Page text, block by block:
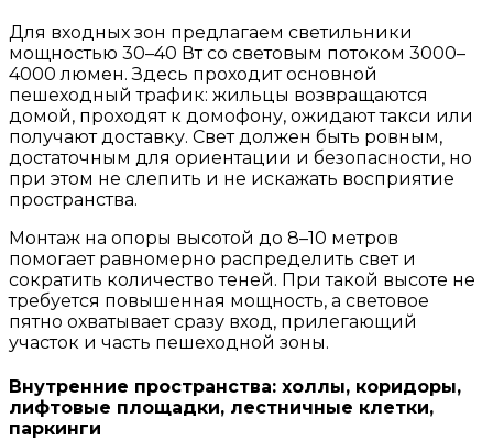
Для входных зон предлагаем светильники
мощностью 30–40 Вт со световым потоком 3000–
4000 люмен. Здесь проходит основной
пешеходный трафик: жильцы возвращаются
домой, проходят к домофону, ожидают такси или
получают доставку. Свет должен быть ровным,
достаточным для ориентации и безопасности, но
при этом не слепить и не искажать восприятие
пространства.
Монтаж на опоры высотой до 8–10 метров
помогает равномерно распределить свет и
сократить количество теней. При такой высоте не
требуется повышенная мощность, а световое
пятно охватывает сразу вход, прилегающий
участок и часть пешеходной зоны.
Внутренние пространства: холлы, коридоры,
лифтовые площадки, лестничные клетки,
паркинги